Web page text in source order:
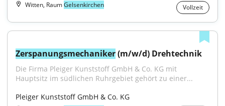
Witten, RaumGelsenkirchen Vollzeit
Zerspanungsmechaniker (m/w/d) Drehtechnik
Die Firma Pleiger Kunststoff GmbH & Co. KG mit
Hauptsitz im südlichen Ruhrgebiet gehört zu einer...
Pleiger Kunststoff GmbH & Co. KG